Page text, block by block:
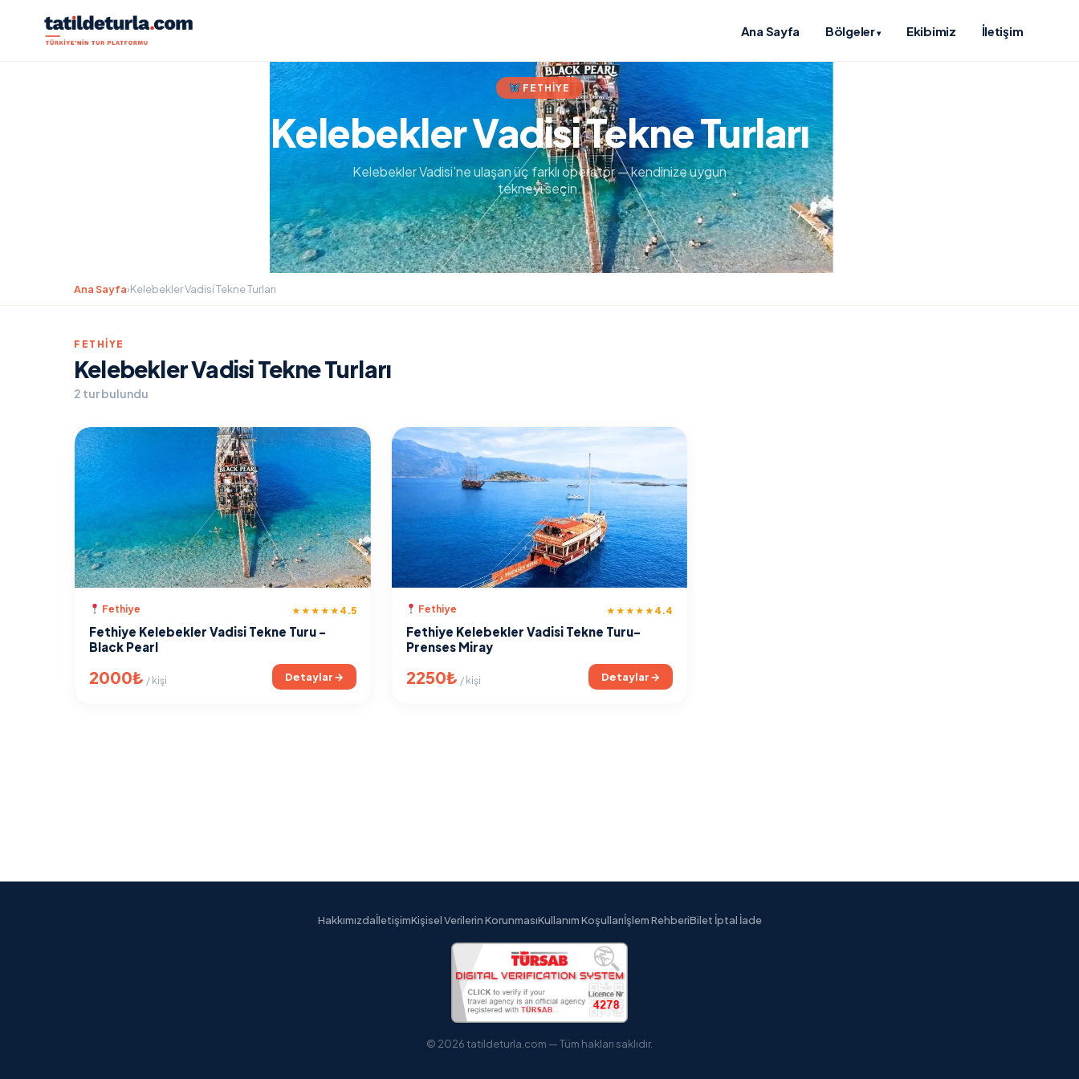
Ana Sayfa Bölgeler▾ Ekibimiz İletişim
FETHIYE
Kelebekler Vadisi Tekne Turları
Kelebekler Vadisi'ne ulaşan üç farklı operatör — kendinize uygun
tekneyi seçin.
Ana Sayfa›Kelebekler Vadisi Tekne Turları
FETHIYE
Kelebekler Vadisi Tekne Turları
2 tur bulundu
Fethiye ★★★★★ 4.5
Fethiye Kelebekler Vadisi Tekne Turu -
Black Pearl
2000₺ / kişi Detaylar →
Fethiye ★★★★★ 4.4
Fethiye Kelebekler Vadisi Tekne Turu-
Prenses Miray
2250₺ / kişi Detaylar →
HakkımızdaİletişimKişisel Verilerin KorunmasıKullanım Koşullarıİşlem RehberiBilet İptal İade
© 2026 tatildeturla.com — Tüm hakları saklıdır.